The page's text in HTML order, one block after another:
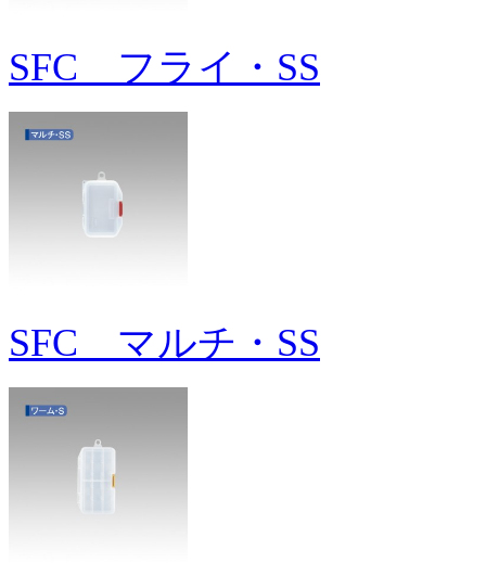
SFC フライ・SS
SFC マルチ・SS